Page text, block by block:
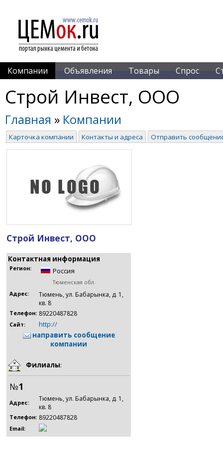
Компании Объявления Товары Спрос
Строй Инвест, ООО
Главная » Компании
Карточка компании Контакты и адреса Отправить
Строй Инвест, ООО
Контактная информация
Регион: Россия
Тюменская обл.
Адрес:
Тюмень, ул. Бабарынка, д. 1,
кв. 8
Телефон: 89220487828
Сайт:
http://
направить сообщение
компании
Филиалы:
№1
Адрес:
Тюмень, ул. Бабарынка, д. 1,
кв. 8
Телефон: 89220487828
Email: